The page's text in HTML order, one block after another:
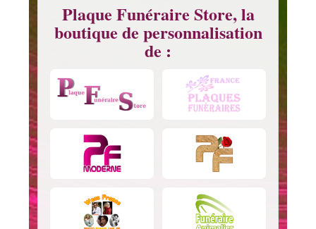
Plaque Funéraire Store, la
boutique de personnalisation
de :